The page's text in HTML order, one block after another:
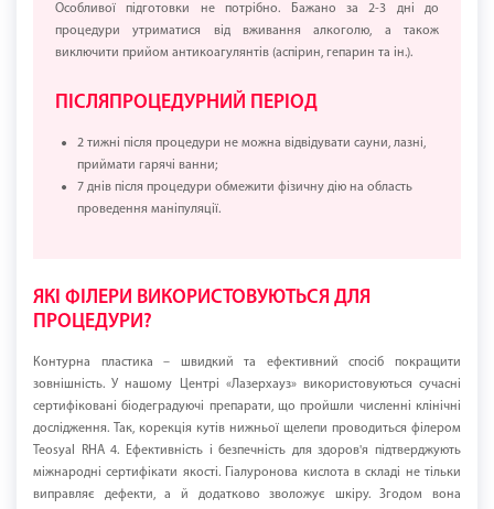
Особливої підготовки не потрібно. Бажано за 2-3 дні до
процедури утриматися від вживання алкоголю, а також
виключити прийом антикоагулянтів (аспірин, гепарин та ін.).
ПІСЛЯПРОЦЕДУРНИЙ ПЕРІОД
2 тижні після процедури не можна відвідувати сауни, лазні,
приймати гарячі ванни;
7 днів після процедури обмежити фізичну дію на область
проведення маніпуляції.
ЯКІ ФІЛЕРИ ВИКОРИСТОВУЮТЬСЯ ДЛЯ
ПРОЦЕДУРИ?
Контурна пластика – швидкий та ефективний спосіб покращити
зовнішність. У нашому Центрі «Лазерхауз» використовуються сучасні
сертифіковані біодеградуючі препарати, що пройшли численні клінічні
дослідження. Так, корекція кутів нижньої щелепи проводиться філером
Teosyal RHA 4. Ефективність і безпечність для здоров'я підтверджують
міжнародні сертифікати якості. Гіалуронова кислота в складі не тільки
виправляє дефекти, а й додатково зволожує шкіру. Згодом вона